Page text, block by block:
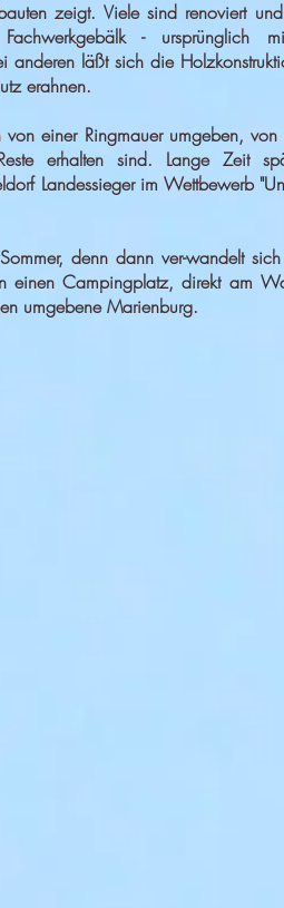
zeigt. Viele sind renoviert
- ursprünglich
anderen läßt sich die
erahnen.
von einer Ringmauer umgeben,
erhalten sind. Lange Zeit
Landessieger im Wettbewerb
denn dann ver-wandelt
Campingplatz, direkt am
umgebene Marienburg.